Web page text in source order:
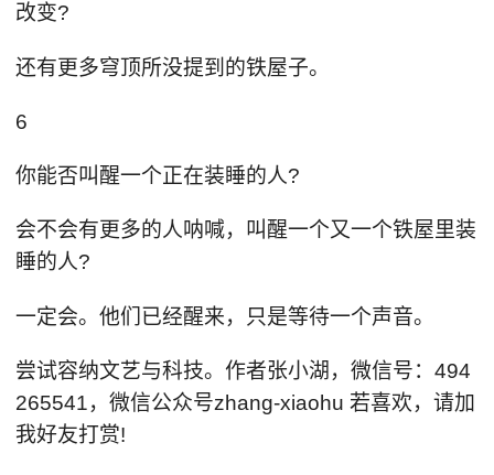
改变?
还有更多穹顶所没提到的铁屋子。
6
你能否叫醒一个正在装睡的人?
会不会有更多的人呐喊，叫醒一个又一个铁屋里装
睡的人?
一定会。他们已经醒来，只是等待一个声音。
尝试容纳文艺与科技。作者张小湖，微信号：494
265541，微信公众号zhang-xiaohu 若喜欢，请加
我好友打赏!